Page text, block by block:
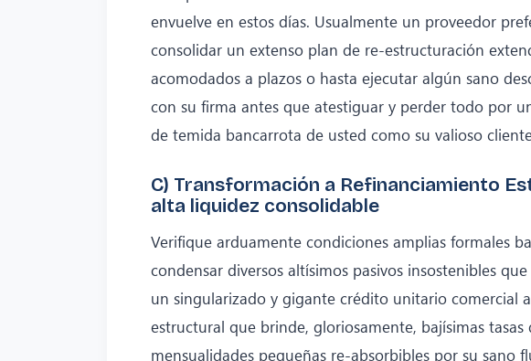
envuelve en estos días. Usualmente un proveedor
consolidar un extenso plan de re-estructuración
acomodados a plazos o hasta ejecutar algún sano
con su firma antes que atestiguar y perder todo por
de temida bancarrota de usted como su valioso
C) Transformación a Refinanciamiento
alta liquidez consolidable
Verifique arduamente condiciones amplias formales
condensar diversos altísimos pasivos insostenibles
un singularizado y gigante crédito unitario comercial
estructural que brinde, gloriosamente, bajísimas
mensualidades pequeñas re-absorbibles por su sano